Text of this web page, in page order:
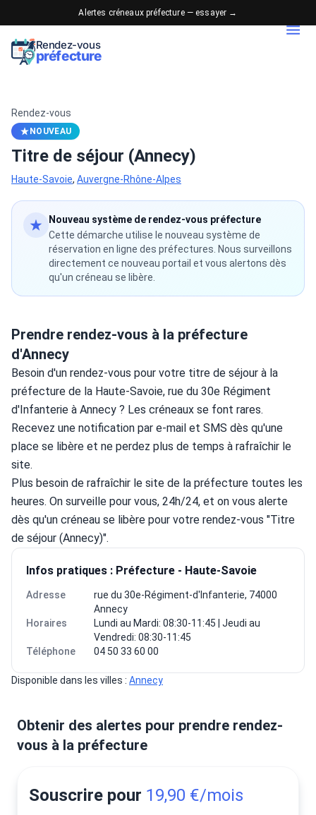
Alertes créneaux préfecture — essayer →
Rendez-vous
préfecture
Rendez-vous
NOUVEAU
Titre de séjour (Annecy)
Haute-Savoie, Auvergne-Rhône-Alpes
Nouveau système de rendez-vous préfecture
Cette démarche utilise le nouveau système de
réservation en ligne des préfectures. Nous surveillons
directement ce nouveau portail et vous alertons dès
qu'un créneau se libère.
Prendre rendez-vous à la préfecture
d'Annecy
Besoin d'un rendez-vous pour votre titre de séjour à la
préfecture de la Haute-Savoie, rue du 30e Régiment
d'Infanterie à Annecy ? Les créneaux se font rares.
Recevez une notification par e-mail et SMS dès qu'une
place se libère et ne perdez plus de temps à rafraîchir le
site.
Plus besoin de rafraîchir le site de la préfecture toutes les
heures. On surveille pour vous, 24h/24, et on vous alerte
dès qu'un créneau se libère pour votre rendez-vous "Titre
de séjour (Annecy)".
Infos pratiques : Préfecture - Haute-Savoie
Adresse
rue du 30e-Régiment-d'Infanterie, 74000
Annecy
Horaires
Lundi au Mardi: 08:30-11:45 | Jeudi au
Vendredi: 08:30-11:45
Téléphone
04 50 33 60 00
Disponible dans les villes : Annecy
Obtenir des alertes pour prendre rendez-
vous à la préfecture
Souscrire pour 19,90 €/mois